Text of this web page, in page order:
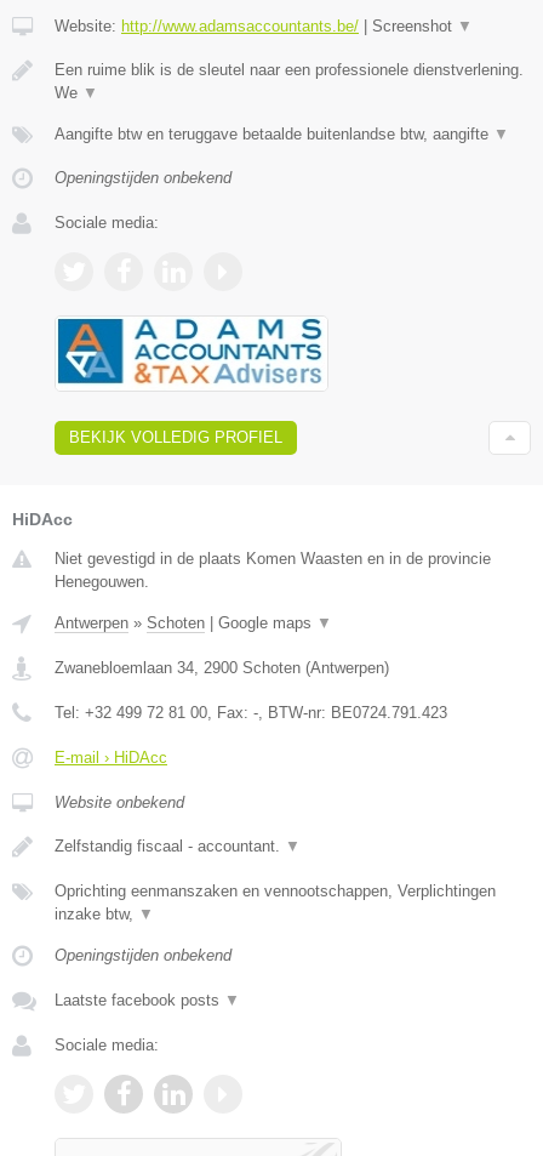
Website: http://www.adamsaccountants.be/ Screenshot ▼
Een ruime blik is de sleutel naar een professionele dienstverlening.
We ▼
Aangifte btw en teruggave betaalde buitenlandse btw, aangifte ▼
Openingstijden onbekend
Sociale media:
BEKIJK VOLLEDIG PROFIEL
HiDAcc
Niet gevestigd in de plaats Komen Waasten en in de provincie
Henegouwen.
Antwerpen » Schoten Google maps ▼
Zwanebloemlaan 34 2900 Schoten (Antwerpen)
Tel: +32 499 72 81 00 , Fax: - , BTW-nr: BE0724.791.423
E-mail › HiDAcc
Website onbekend
Zelfstandig fiscaal - accountant. ▼
Oprichting eenmanszaken en vennootschappen, Verplichtingen
inzake btw, ▼
Openingstijden onbekend
Laatste facebook posts ▼
Sociale media: